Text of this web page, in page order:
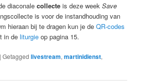
diaconalecollecte is deze weekSave
is voor de instandhouding van
hieraan bij te dragen kun je deQR-codes
in deliturgie op pagina 15.
|Getagged livestream,martinidienst,